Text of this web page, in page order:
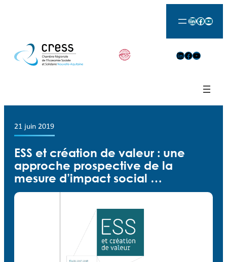
LinkedIn
Facebook
LinkedIn
Facebook
YouTube
21 juin 2019
ESS et création de valeur : une
approche prospective de la
mesure d’impact social …